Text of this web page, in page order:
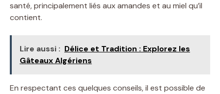
santé, principalement liés aux amandes et au miel qu’il
contient.
Lire aussi : Délice et Tradition : Explorez les
Gâteaux Algériens
En respectant ces quelques conseils, il est possible de